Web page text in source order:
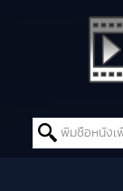
Search for: